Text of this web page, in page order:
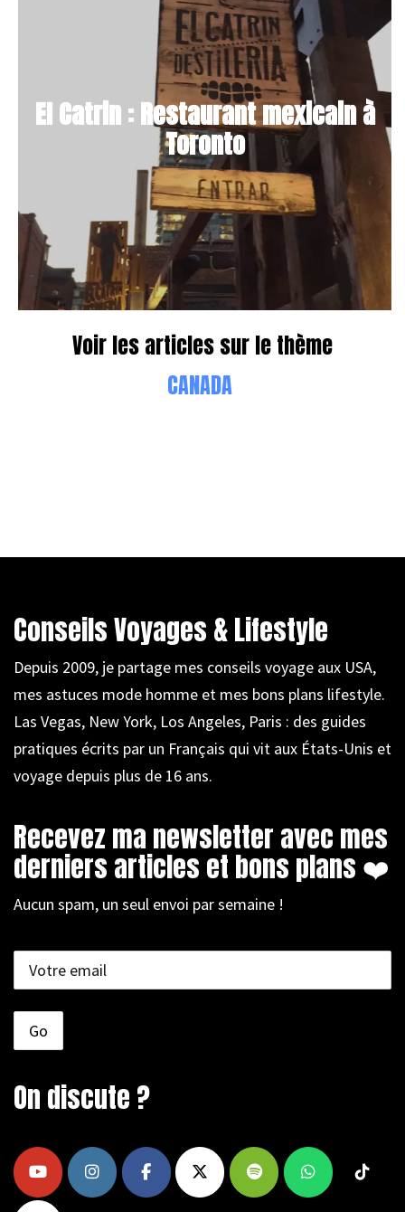
El Catrin : Restaurant mexicain à
Toronto
Voir les articles sur le thème
CANADA
Conseils Voyages & Lifestyle
Depuis 2009, je partage mes conseils voyage aux USA,
mes astuces mode homme et mes bons plans lifestyle.
Las Vegas, New York, Los Angeles, Paris : des guides
pratiques écrits par un Français qui vit aux États-Unis et
voyage depuis plus de 16 ans.
Recevez ma newsletter avec mes
derniers articles et bons plans ❤️
Aucun spam, un seul envoi par semaine !
On discute ?